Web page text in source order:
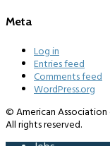
Meta
Log in
Entries feed
Comments feed
WordPress.org
© American
All rights reserved.